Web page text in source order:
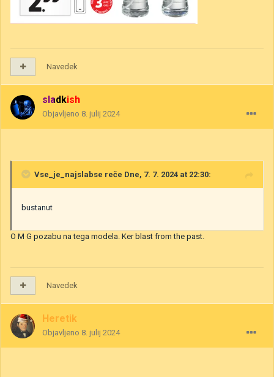
Navedek
sladkish
Objavljeno 8. julij 2024
Vse_je_najslabse reče Dne, 7. 7. 2024 at 22:30:
bustanut
O M G pozabu na tega modela. Ker blast from the past.
Navedek
Heretik
Objavljeno 8. julij 2024